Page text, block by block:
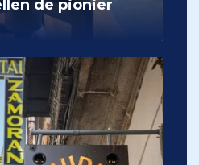
de pionier